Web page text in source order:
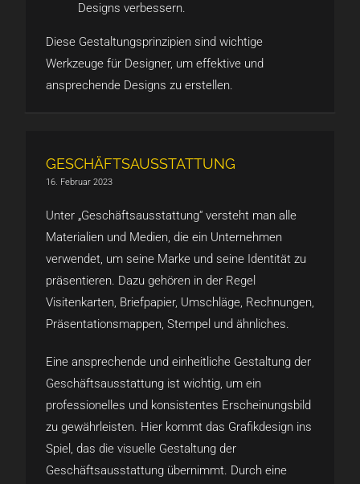
Designs verbessern.
Diese Gestaltungsprinzipien sind wichtige
Werkzeuge für Designer, um effektive und
ansprechende Designs zu erstellen.
GESCHÄFTSAUSSTATTUNG
16. Februar 2023
Unter „Geschäftsausstattung“ versteht man alle
Materialien und Medien, die ein Unternehmen
verwendet, um seine Marke und seine Identität zu
präsentieren. Dazu gehören in der Regel
Visitenkarten, Briefpapier, Umschläge, Rechnungen,
Präsentationsmappen, Stempel und ähnliches.
Eine ansprechende und einheitliche Gestaltung der
Geschäftsausstattung ist wichtig, um ein
professionelles und konsistentes Erscheinungsbild
zu gewährleisten. Hier kommt das Grafikdesign ins
Spiel, das die visuelle Gestaltung der
Geschäftsausstattung übernimmt. Durch eine